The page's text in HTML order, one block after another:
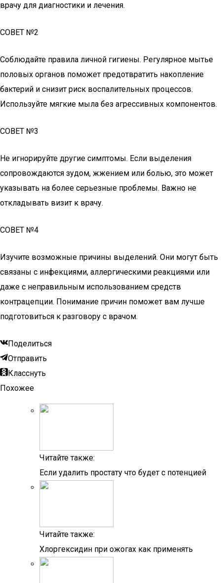
врачу для диагностики и лечения.
СОВЕТ №2
Соблюдайте правила личной гигиены. Регулярное мытье
половых органов поможет предотвратить накопление
бактерий и снизит риск воспалительных процессов.
Используйте мягкие мыла без агрессивных компонентов.
СОВЕТ №3
Не игнорируйте другие симптомы. Если выделения
сопровождаются зудом, жжением или болью, это может
указывать на более серьезные проблемы. Важно не
откладывать визит к врачу.
СОВЕТ №4
Изучите возможные причины выделений. Они могут быть
связаны с инфекциями, аллергическими реакциями или
даже с неправильным использованием средств
контрацепции. Понимание причин поможет вам лучше
подготовиться к разговору с врачом.
Поделиться
Отправить
Класснуть
Похожее
Читайте также:
Если удалить простату что будет с потенцией
Читайте также:
Хлоргексидин при ожогах как применять